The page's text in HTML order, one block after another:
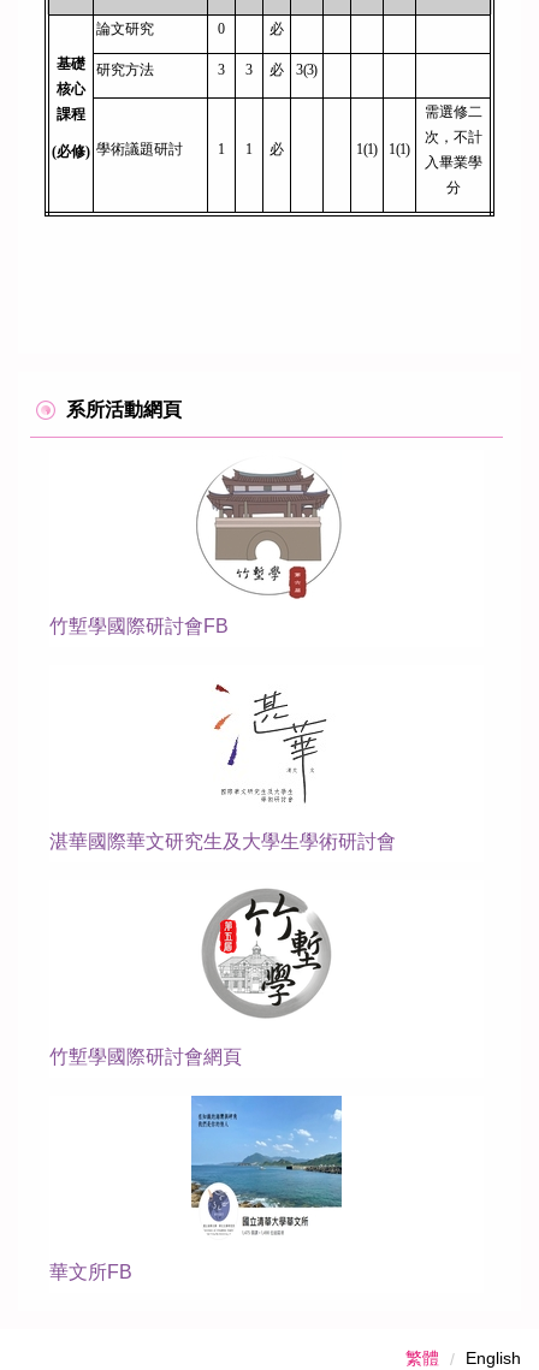
基礎
核心
課程
(必修)
論文研究 0 必
研究方法 3 3 必 3(3)
學術議題研討 1 1 必 1(1) 1(1)
需選修二
次，不計
入畢業學
分
系所活動網頁
竹塹學國際研討會FB
湛華國際華文研究生及大學生學術研討會
竹塹學國際研討會網頁
華文所FB
繁體 English